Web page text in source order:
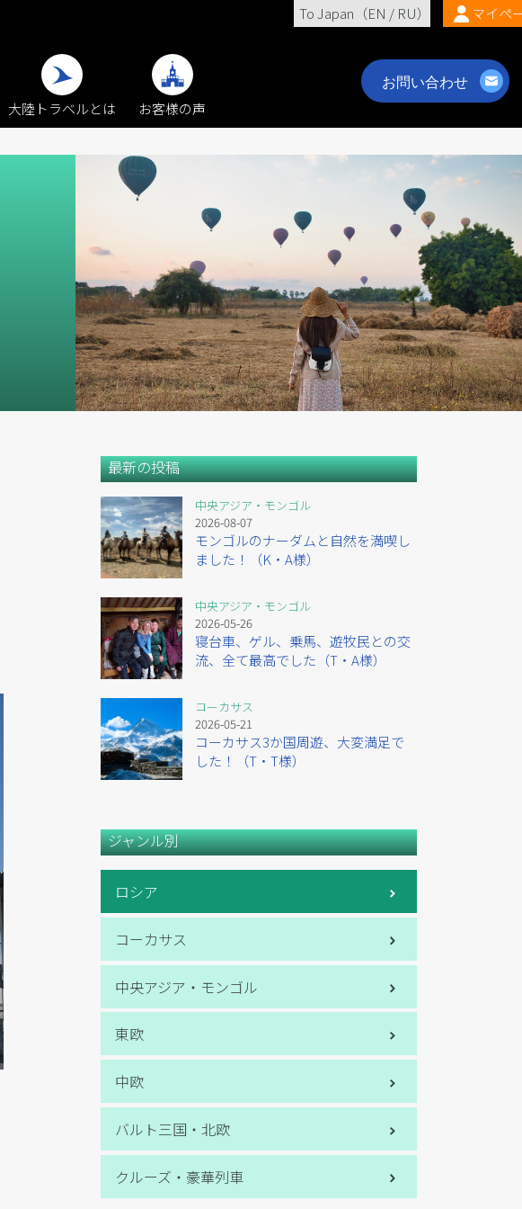
大陸トラベルとは お客様の声
マイペ
To Japan（EN / RU）
最新の投稿
中央アジア・モンゴル
2026-08-07
モンゴルのナーダムと自然を満喫し
ました！（K・A様）
中央アジア・モンゴル
2026-05-26
寝台車、ゲル、乗馬、遊牧民との交
流、全て最高でした（T・A様）
コーカサス
2026-05-21
コーカサス3か国周遊、大変満足で
した！（T・T様）
ジャンル別
ロシア
コーカサス
中央アジア・モンゴル
東欧
中欧
バルト三国・北欧
クルーズ・豪華列車